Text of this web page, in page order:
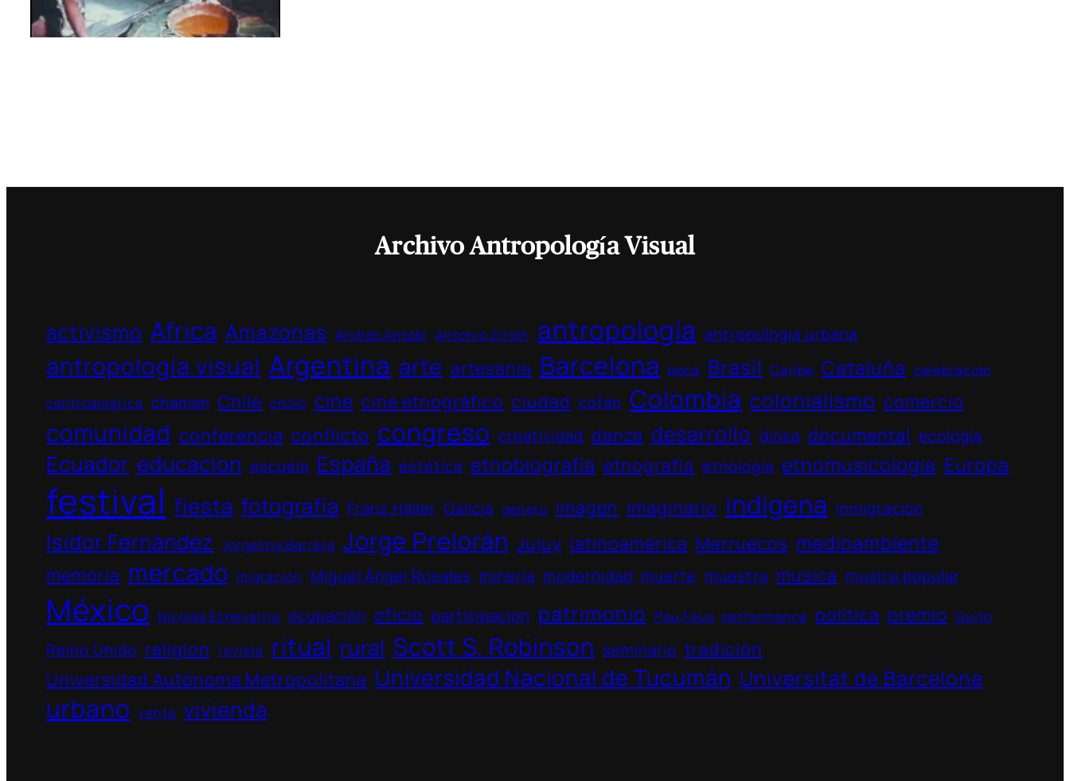
Archivo Antropología Visual
activismo Africa Amazonas Andrés Antebi Antonio Zirión antropología antropología urbana
antropología visual Argentina arte artesania Barcelona beca Brasil Caribe Cataluña celebracion
centroamérica chaman Chile cholo cine cine etnográfico ciudad cofán Colombia colonialismo comercio
comunidad conferencia conflicto congreso creatividad danza desarrollo diosa documental ecologia
Ecuador educacion escuela España estética etnobiografía etnografía etnología etnomusicologia Europa
festival fiesta fotografía Franz Haller Galicia género imagen imaginario indígena inmigración
Isidor Fernàndez Jorgelina Barrera Jorge Prelorán Jujuy latinoamérica Marruecos medioambiente
memoria mercado migración Miguel Ángel Rosales minería modernidad muerte muestra musica musica popular
México Nicolás Echevarría ocupación oficio participacion patrimonio Pau Faus performance política premio Quito
Reino Unido religion revista ritual rural Scott S. Robinson seminario tradición
Universidad Autónoma Metropolitana Universidad Nacional de Tucumán Universitat de Barcelona
urbano venta vivienda